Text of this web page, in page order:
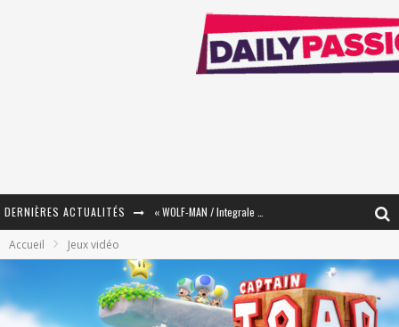
DERNIÈRES ACTUALITÉS
« Mon Village Révolté » - Combattre un Projet !
« Le Béton et le Bambou / Propositions pour Mayotte et le Monde. » - Améliorations !
Accueil Jeux vidéo